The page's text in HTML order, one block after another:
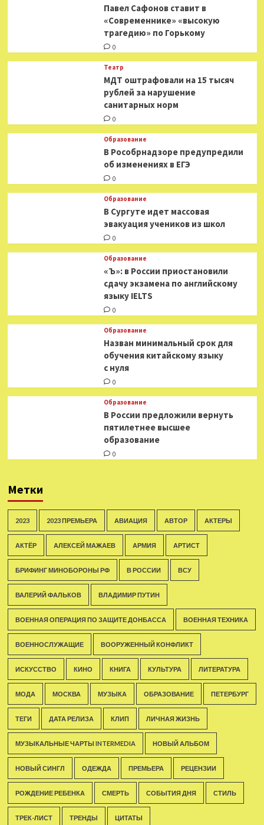
Павел Сафонов ставит в
«Современнике» «высокую
трагедию» по Горькому
0
Театр
МДТ оштрафовали на 15 тысяч
рублей за нарушение
санитарных норм
0
Образование
В Рособрнадзоре предупредили
об изменениях в ЕГЭ
0
Образование
В Сургуте идет массовая
эвакуация учеников из школ
0
Образование
«Ъ»: в России приостановили
сдачу экзамена по английскому
языку IELTS
0
Образование
Назван минимальный срок для
обучения китайскому языку
с нуля
0
Образование
В России предложили вернуть
пятилетнее высшее
образование
0
Метки
2023 2023 ПРЕМЬЕРА АВИАЦИЯ АВТОР АКТЕРЫ
АКТЁР АЛЕКСЕЙ МАЖАЕВ АРМИЯ АРТИСТ
БРИФИНГ МИНОБОРОНЫ РФ В РОССИИ ВСУ
ВАЛЕРИЙ ФАЛЬКОВ ВЛАДИМИР ПУТИН
ВОЕННАЯ ОПЕРАЦИЯ ПО ЗАЩИТЕ ДОНБАССА ВОЕННАЯ ТЕХНИКА
ВОЕННОСЛУЖАЩИЕ ВООРУЖЕННЫЙ КОНФЛИКТ
ИСКУССТВО КИНО КНИГА КУЛЬТУРА ЛИТЕРАТУРА
МОДА МОСКВА МУЗЫКА ОБРАЗОВАНИЕ ПЕТЕРБУРГ
ТЕГИ ДАТА РЕЛИЗА КЛИП ЛИЧНАЯ ЖИЗНЬ
МУЗЫКАЛЬНЫЕ ЧАРТЫ INTERMEDIA НОВЫЙ АЛЬБОМ
НОВЫЙ СИНГЛ ОДЕЖДА ПРЕМЬЕРА РЕЦЕНЗИИ
РОЖДЕНИЕ РЕБЕНКА СМЕРТЬ СОБЫТИЯ ДНЯ СТИЛЬ
ТРЕК-ЛИСТ ТРЕНДЫ ЦИТАТЫ